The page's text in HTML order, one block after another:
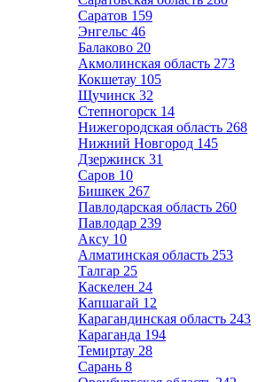
Саратов 159
Энгельс 46
Балаково 20
Акмолинская область 273
Кокшетау 105
Щучинск 32
Степногорск 14
Нижегородская область 268
Нижний Новгород 145
Дзержинск 31
Саров 10
Бишкек 267
Павлодарская область 260
Павлодар 239
Аксу 10
Алматинская область 253
Талгар 25
Каскелен 24
Капшагай 12
Карагандинская область 243
Караганда 194
Темиртау 28
Сарань 8